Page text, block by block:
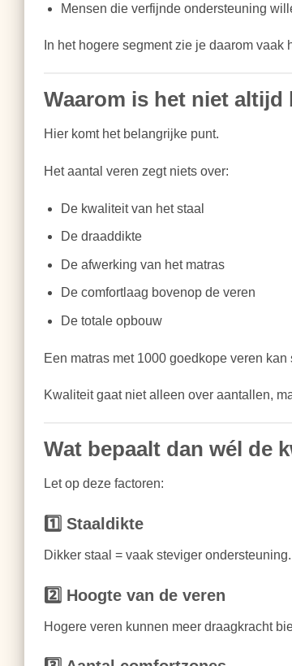
Mensen die verfijnde ondersteuning
In het hogere segment zie je daarom vaak
Waarom is het niet altijd
Hier komt het belangrijke punt.
Het aantal veren zegt niets over:
De kwaliteit van het staal
De draaddikte
De afwerking van het matras
De comfortlaag bovenop de veren
De totale opbouw
Een matras met 1000 goedkope veren
Kwaliteit gaat niet alleen over aantallen,
Wat bepaalt dan wél de
Let op deze factoren:
1️⃣ Staaldikte
Dikker staal = vaak steviger ondersteuning.
2️⃣ Hoogte van de veren
Hogere veren kunnen meer draagkracht